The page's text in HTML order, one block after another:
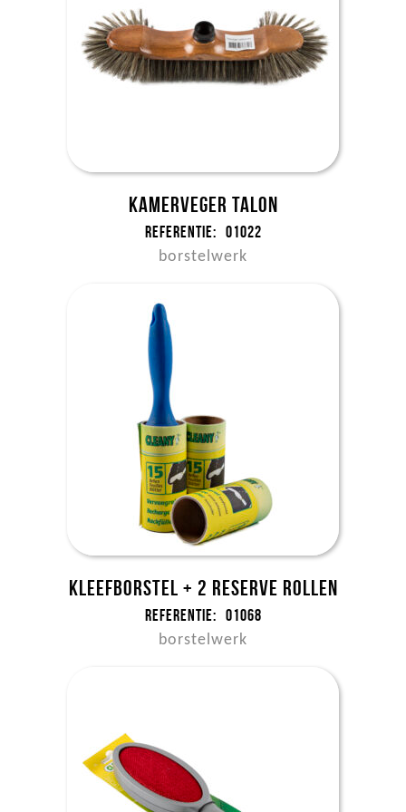
Kamerveger Talon
Referentie: 01022
borstelwerk
Kleefborstel + 2 reserve rollen
Referentie: 01068
borstelwerk